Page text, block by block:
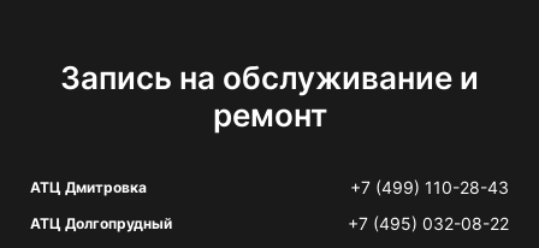
Запись на обслуживание и
ремонт
АТЦ Дмитровка +7 (499) 110-28-43
АТЦ Долгопрудный +7 (495) 032-08-22